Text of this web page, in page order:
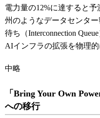
電力量の12%に達すると予
州のようなデータセンタ
待ち（Interconnection
AIインフラの拡張を物理
中略
「Bring Your Own
への移行